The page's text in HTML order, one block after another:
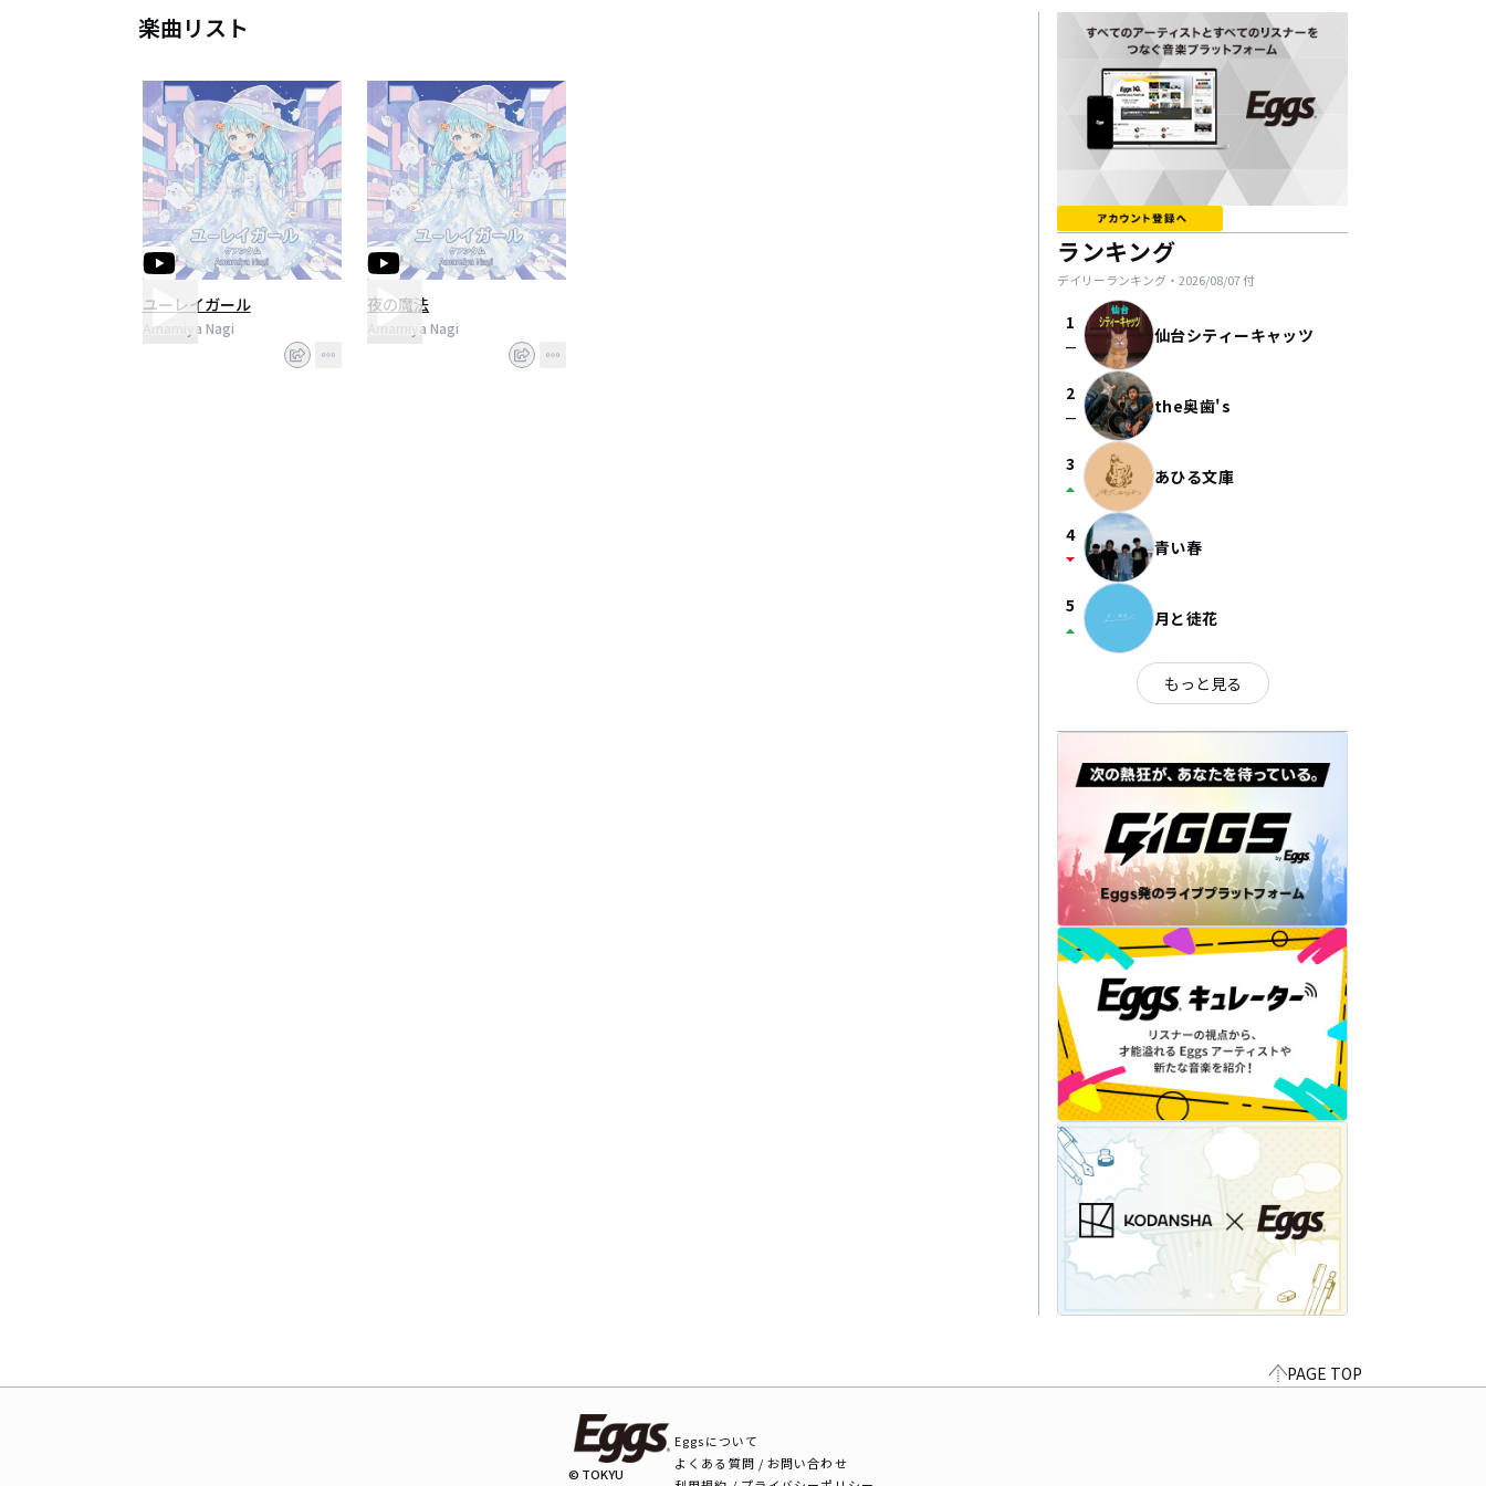
楽曲リスト
ユーレイガール
Amamiya Nagi
夜の魔法
Amamiya Nagi
ランキング
デイリーランキング・ 2026/08/07付
1
check_indeterminate_small 仙台シティーキャッツ
2
check_indeterminate_small the奥歯's
3
arrow_drop_up あひる文庫
4
arrow_drop_down 青い春
5
arrow_drop_up 月と徒花
もっと見る
PAGE TOP
© TOKYU
Eggsについて
よくある質問 / お問い合わせ